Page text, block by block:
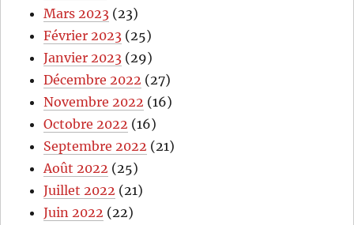
Mars 2023 (23)
Février 2023 (25)
Janvier 2023 (29)
Décembre 2022 (27)
Novembre 2022 (16)
Octobre 2022 (16)
Septembre 2022 (21)
Août 2022 (25)
Juillet 2022 (21)
Juin 2022 (22)